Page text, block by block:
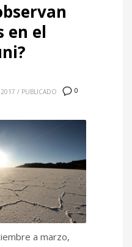
en el
0
/ PUBLICADO
a marzo,